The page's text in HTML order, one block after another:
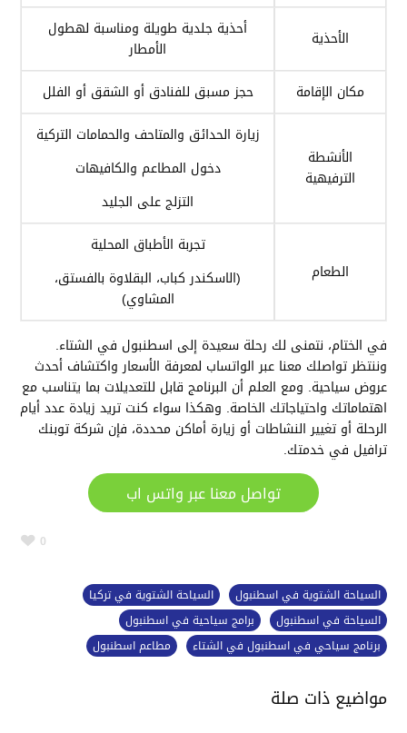
الأحذية
أحذية جلدية طويلة ومناسبة لهطول
الأمطار
مكان الإقامة
حجز مسبق للفنادق أو الشقق أو الفلل
الأنشطة
الترفيهية
زيارة الحدائق والمتاحف والحمامات التركية
دخول المطاعم والكافيهات
التزلج على الجليد
الطعام
تجربة الأطباق المحلية
(الاسكندر كباب، البقلاوة بالفستق،
المشاوي)
في الختام، نتمنى لك رحلة سعيدة إلى اسطنبول في الشتاء.
وننتظر تواصلك معنا عبر الواتساب لمعرفة الأسعار واكتشاف أحدث
عروض سياحية. ومع العلم أن البرنامج قابل للتعديلات بما يتناسب مع
اهتماماتك واحتياجاتك الخاصة. وهكذا سواء كنت تريد زيادة عدد أيام
الرحلة أو تغيير النشاطات أو زيارة أماكن محددة، فإن شركة توبنك
ترافيل في خدمتك.
تواصل معنا عبر واتس اب
0
السياحة الشتوية في اسطنبول
السياحة الشتوية في تركيا
السياحة في اسطنبول
برامج سياحية في اسطنبول
برنامج سياحي في اسطنبول في الشتاء
مطاعم اسطنبول
مواضيع ذات صلة